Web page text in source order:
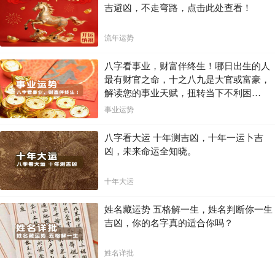
吉避凶，不走弯路，点击此处查看！
流年运势
八字看事业，财富伴终生！哪日出生的人
最有财官之命，十之八九是大官或富豪，
解读您的事业天赋，扭转当下不利困
局！！
事业运势
八字看大运 十年测吉凶，十年一运卜吉
凶，未来命运全知晓。
十年大运
姓名藏运势 五格解一生，姓名判断你一生
吉凶，你的名字真的适合你吗？
姓名详批